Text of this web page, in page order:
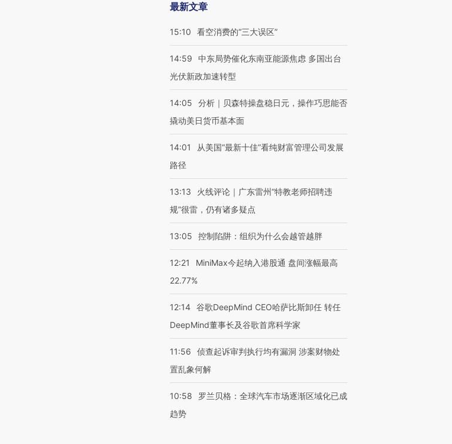
最新文章
15:10 看空消费的“三大误区”
14:59
中东局势催化东南亚能源焦虑 多国出台
光伏新政加速转型
14:05
分析｜贝森特操盘稳日元，操作巧思能否
撬动美日货币基本面
14:01
从美国“最新十佳”看纯财富管理公司发展
路径
13:13
火线评论｜广东雷州“特教老师招聘违
规”很雷，仍有诸多疑点
13:05 控制陷阱：组织为什么会越管越胖
12:21
MiniMax今起纳入港股通 盘间涨幅最高
22.77%
12:14 谷歌DeepMind CEO哈萨比斯卸任 转任
DeepMind董事长及谷歌首席科学家
11:56
侦查起诉审判执行均有漏洞 涉案财物处
置乱象何解
10:58
罗兰贝格：全球汽车市场逐渐区域化已成
趋势